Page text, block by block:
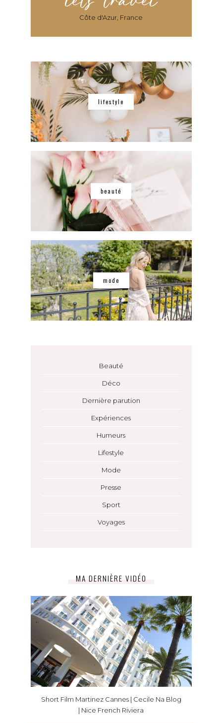
Côte d'Azur, France
lifestyle
beauté
mode
Beauté
Déco
Dernière parution
Expériences
Humeurs
Lifestyle
Mode
Presse
Sport
Voyages
MA DERNIÈRE VIDÉO
Short Film Martinez Cannes | Cecile Na Blog
| Nice French Riviera